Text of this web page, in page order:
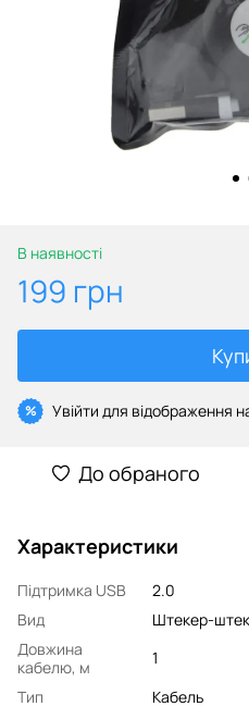
В наявності
199 грн
% Увійти для відображення
До обраного
Характеристики
Підтримка USB
2.0
Вид
Штекер-
Довжина
кабелю, м
1
Тип
Кабель